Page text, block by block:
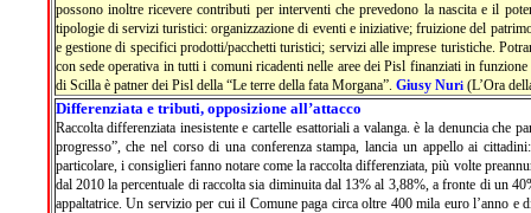
possono inoltre ricevere contributi per interventi che prevedono la nascita e il
tipologie di servizi turistici: organizzazione di eventi e iniziative; fruizione del
e gestione di specifici prodotti/pacchetti turistici; servizi alle imprese turistiche.
con sede operativa in tutti i comuni ricadenti nelle aree dei Pisl finanziati in
di Scilla è patner dei Pisl della “Le terre della fata Morgana”. Giusy Nuri(L’Ora
Differenziata e tributi, opposizione all’attacco
Raccolta differenziata inesistente e cartelle esattoriali a valanga. è la denuncia che
progresso”, che nel corso di una conferenza stampa, lancia un appello ai
particolare, i consiglieri fanno notare come la raccolta differenziata, più volte
dal 2010 la percentuale di raccolta sia diminuita dal 13% al 3,88%, a fronte di un
appaltatrice. Un servizio per cui il Comune paga circa oltre 400 mila euro l’anno